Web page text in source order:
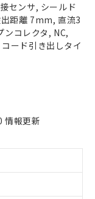
センサ, シールド
距離 7mm, 直流3
ンコレクタ, NC,
ード引き出しタイ
情報更新